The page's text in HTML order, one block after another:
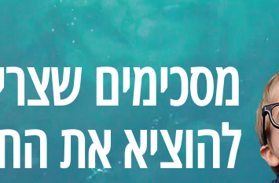
מסכימים
להוציא את